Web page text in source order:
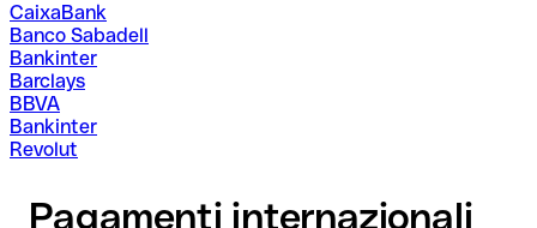
CaixaBank
Banco Sabadell
Bankinter
Barclays
BBVA
Bankinter
Revolut
Pagamenti internazionali